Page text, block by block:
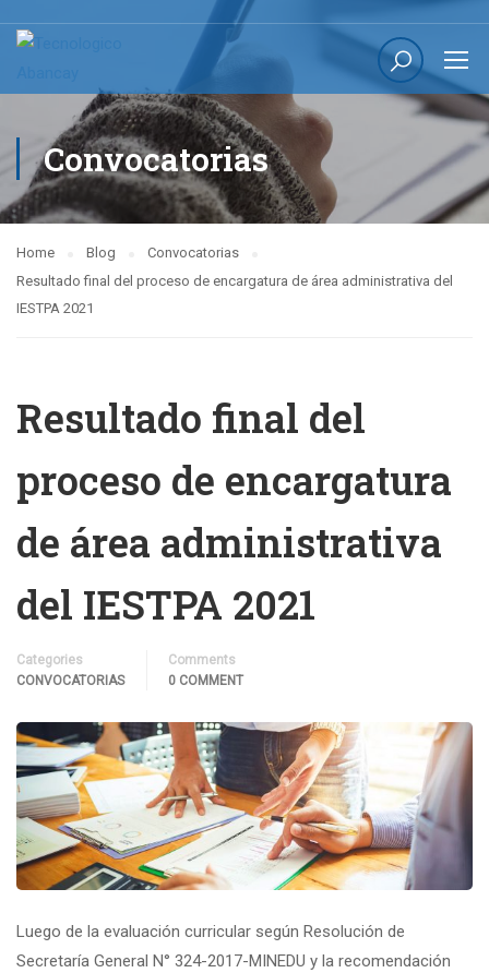
Convocatorias
Home Blog
Convocatorias
Resultado final del proceso de encargatura de área administrativa del
IESTPA 2021
Resultado final del
proceso de encargatura
de área administrativa
del IESTPA 2021
Categories
CONVOCATORIAS
Comments
0 COMMENT
Luego de la evaluación curricular según Resolución de
Secretaría General N° 324-2017-MINEDU y la recomendación